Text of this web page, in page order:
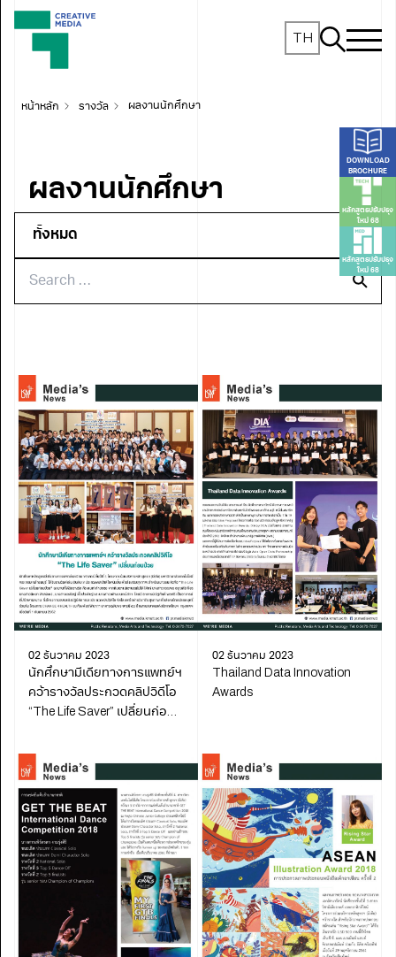
TH
DOWNLOAD
BROCHURE
หลักสูตรปรับปรุง
ใหม่ 68
หลักสูตรปรับปรุง
ใหม่ 68
หน้าหลัก รางวัล ผลงานนักศึกษา
ผลงานนักศึกษา
02 ธันวาคม 2023
นักศึกษามีเดียทางการแพทย์ฯ
คว้ารางวัลประกวดคลิปวิดีโอ
“The Life Saver” เปลี่ยนก่อน
02 ธันวาคม 2023
Thailand Data Innovation
Awards